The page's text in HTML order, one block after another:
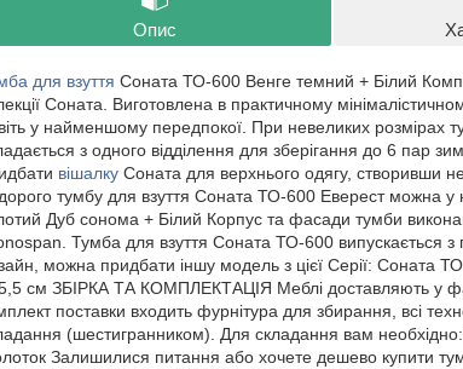
Опис
для взуття Соната ТО-600 Венге темний + Білий
Соната. Виготовлена в практичному
у найменшому передпокої. При невеликих розмірах
з одного відділення для зберігання до 6 пар
вішалку Соната для верхнього одягу, створивши
тумбу для взуття Соната ТО-600 Еверест можна
Дуб сонома + Білий Корпус та фасади тумби
Тумба для взуття Соната ТО-600
можна придбати іншу модель з цієї Серії:
см ЗБІРКА ТА КОМПЛЕКТАЦІЯ Меблі доставляють у
поставки входить фурнітура для збирання, всі
(шестигранником). Для складання вам
Залишилися питання або хочете дешево купити